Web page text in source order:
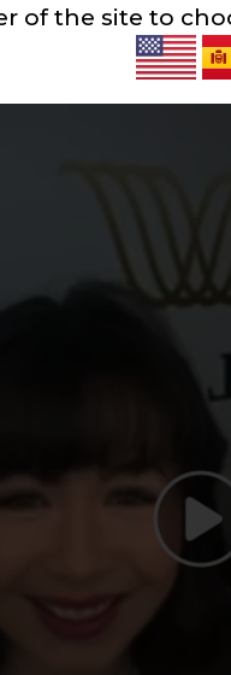
of the site to